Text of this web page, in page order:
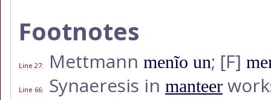
Footnotes
Line 27: Mettmann menĩo un; [F]
Line 66: Synaeresis in manteer